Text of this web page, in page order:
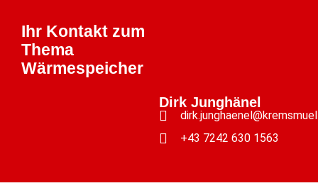
Ihr Kontakt zum
Thema
Wärmespeicher
Dirk Junghänel
+43 7242 630 1563